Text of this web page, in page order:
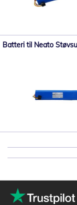
Batteri til Neato